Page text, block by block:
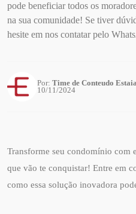
pode beneficiar todos os
na sua comunidade! Se tiver
hesite em nos contatar pelo
Por: Time de Conteudo
10/11/2024
Transforme seu condomínio com
que vão te conquistar! Entre em
como essa solução inovadora